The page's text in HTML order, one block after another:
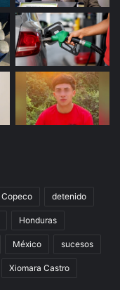
Copeco detenido
Honduras
México sucesos
Xiomara Castro